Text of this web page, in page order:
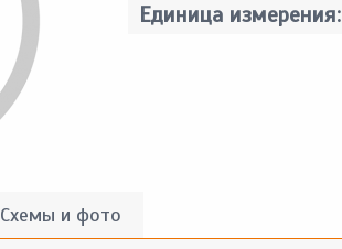
Единица измерения:
Схемы и фото